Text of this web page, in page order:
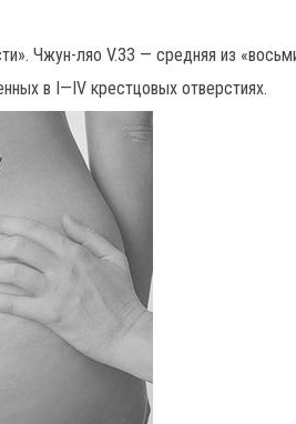
Чжун-ляо V.33 — средняя из
в I—IV крестцовых отверстиях.